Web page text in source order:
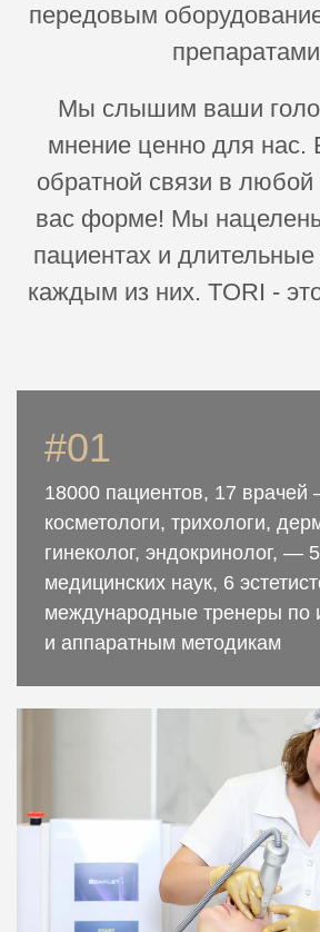
передовым
Мы слышим ваши
мнение ценно для нас.
обратной связи в
вас форме! Мы
пациентах и
каждым из них. TORI -
#01
18000 пациентов, 17
косметологи, трихологи,
гинеколог, эндокринолог, —
медицинских наук, 6
международные тренеры по
и аппаратным методикам